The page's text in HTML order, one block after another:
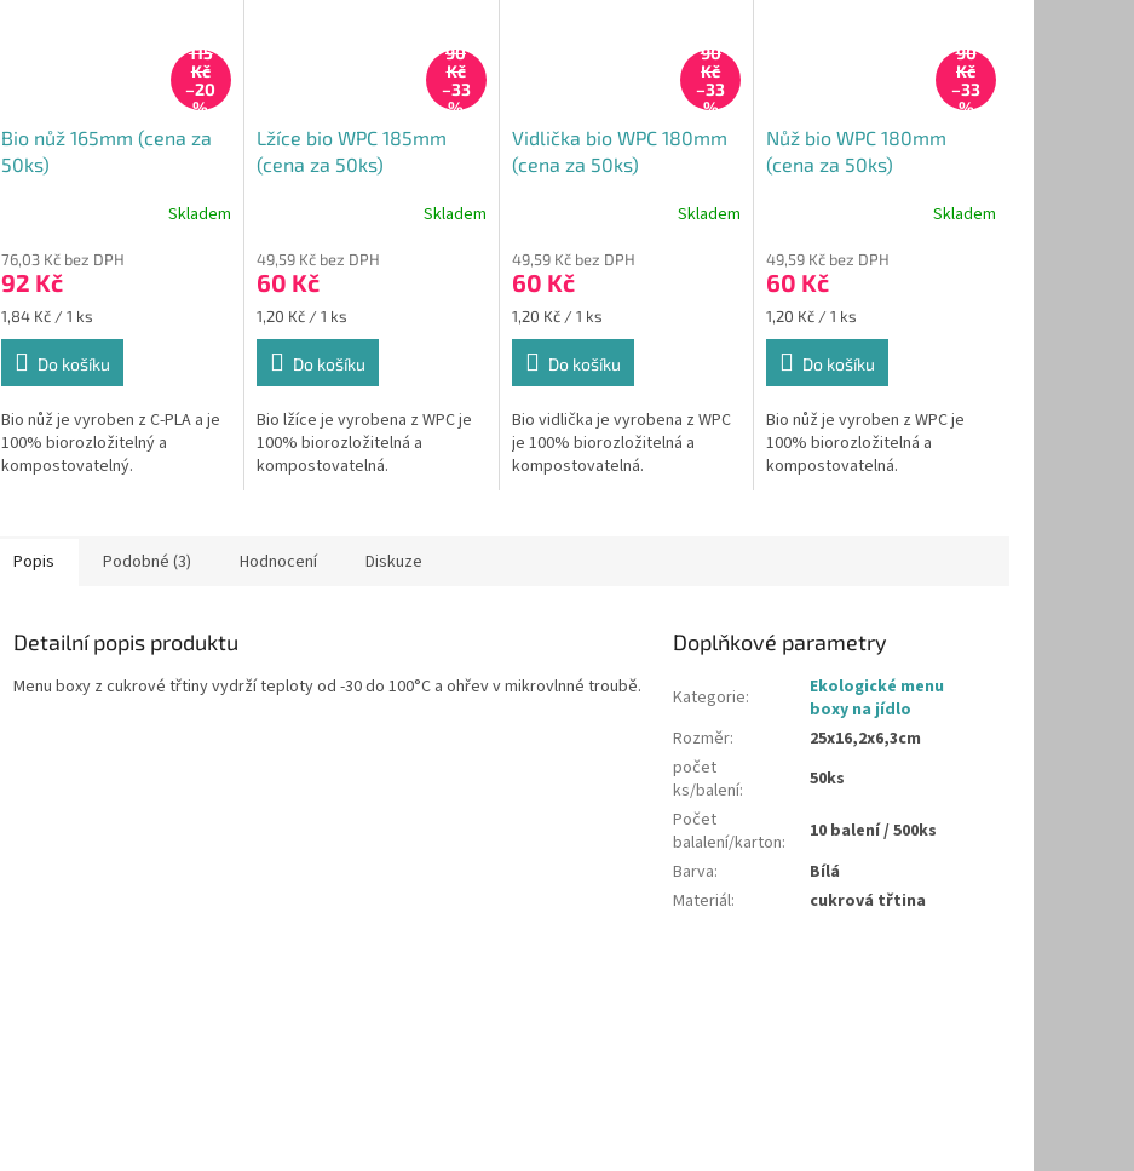
115
Kč
–20
%
Bio nůž 165mm (cena za
50ks)
Skladem
76,03 Kč bez DPH
92 Kč
Měrná
cena:
1,84 Kč / 1 ks
Do košíku
Bio nůž je vyroben z C-PLA a je
100% biorozložitelný a
kompostovatelný.
90
Kč
–33
%
Lžíce bio WPC 185mm
(cena za 50ks)
Skladem
49,59 Kč bez DPH
60 Kč
Měrná
cena:
1,20 Kč / 1 ks
Do košíku
Bio lžíce je vyrobena z WPC je
100% biorozložitelná a
kompostovatelná.
90
Kč
–33
%
Vidlička bio WPC 180mm
(cena za 50ks)
Skladem
49,59 Kč bez DPH
60 Kč
Měrná
cena:
1,20 Kč / 1 ks
Do košíku
Bio vidlička je vyrobena z WPC
je 100% biorozložitelná a
kompostovatelná.
90
Kč
–33
%
Nůž bio WPC 180mm
(cena za 50ks)
Skladem
49,59 Kč bez DPH
60 Kč
Měrná
cena:
1,20 Kč / 1 ks
Do košíku
Bio nůž je vyroben z WPC je
100% biorozložitelná a
kompostovatelná.
Popis Podobné (3) Hodnocení Diskuze
Detailní popis produktu
Menu boxy z cukrové třtiny vydrží teploty od -30 do 100°C a ohřev v mikrovlnné troubě.
Doplňkové parametry
Kategorie:
Ekologické menu
boxy na jídlo
Rozměr:
25x16,2x6,3cm
počet
ks/balení:
50ks
Počet
balalení/karton:
10 balení / 500ks
Barva:
Bílá
Materiál: cukrová třtina